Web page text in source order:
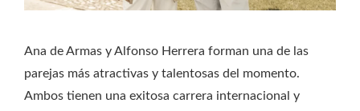
Ana de Armas y Alfonso Herrera forman una de las
parejas más atractivas y talentosas del momento.
Ambos tienen una exitosa carrera internacional y